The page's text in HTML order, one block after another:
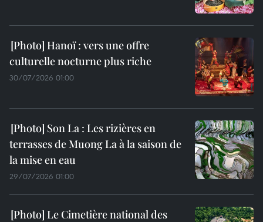
Hanoï : vers une offre
culturelle nocturne plus riche
30/07/2026 01:00
Son La : Les rizières en
terrasses de Muong La à la saison de
la mise en eau
29/07/2026 01:00
Le Cimetière national des